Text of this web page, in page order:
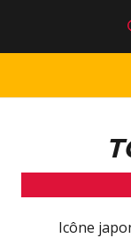
Icône